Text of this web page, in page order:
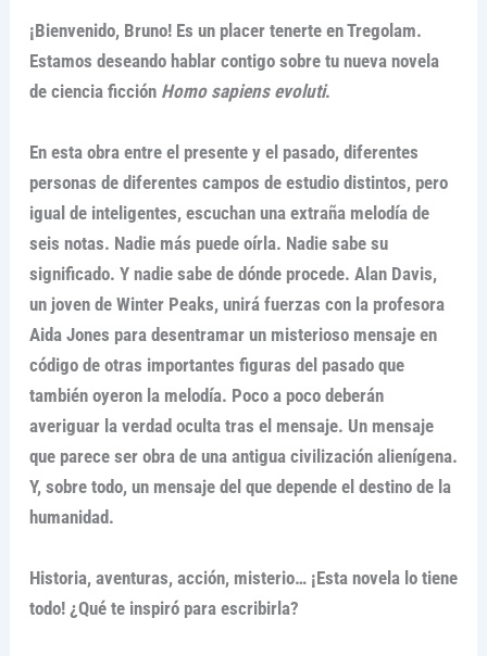
¡Bienvenido, Bruno! Es un placer tenerte en Tregolam.
Estamos deseando hablar contigo sobre tu nueva novela
de ciencia ficción Homo sapiens evoluti.
En esta obra entre el presente y el pasado, diferentes
personas de diferentes campos de estudio distintos, pero
igual de inteligentes, escuchan una extraña melodía de
seis notas. Nadie más puede oírla. Nadie sabe su
significado. Y nadie sabe de dónde procede. Alan Davis,
un joven de Winter Peaks, unirá fuerzas con la profesora
Aida Jones para desentramar un misterioso mensaje en
código de otras importantes figuras del pasado que
también oyeron la melodía. Poco a poco deberán
averiguar la verdad oculta tras el mensaje. Un mensaje
que parece ser obra de una antigua civilización alienígena.
Y, sobre todo, un mensaje del que depende el destino de la
humanidad.
Historia, aventuras, acción, misterio­… ¡Esta novela lo tiene
todo! ¿Qué te inspiró para escribirla?